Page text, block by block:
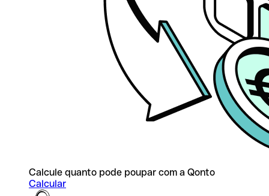
Calcule quanto pode poupar com a Qonto
Calcular